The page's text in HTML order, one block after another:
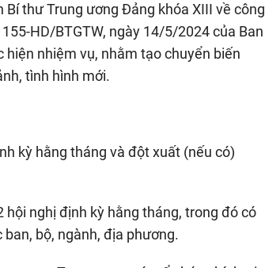
thư Trung ương Đảng khóa XIII về công
HD/BTGTW, ngày 14/5/2024 của Ban
nhiệm vụ, nhằm tạo chuyển biến
tình hình mới.
kỳ hằng tháng và đột xuất (nếu có)
hội nghị định kỳ hằng tháng, trong đó có
bộ, ngành, địa phương.